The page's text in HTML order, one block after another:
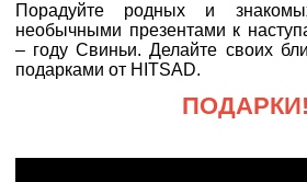
Порадуйте родных и
необычными презентами к
– году Свиньи. Делайте своих
подарками от HITSAD.
ПОДАРКИ!